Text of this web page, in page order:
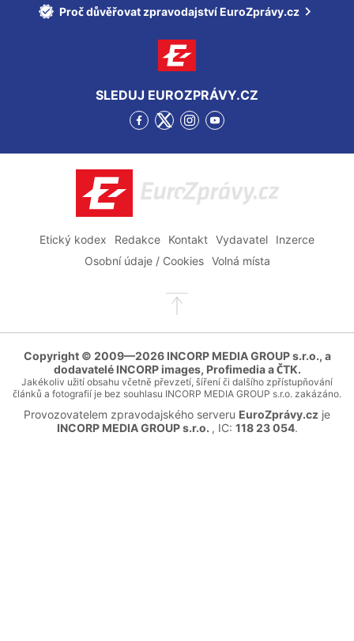
Proč důvěřovat zpravodajství EuroZprávy.cz
SLEDUJ EUROZPRÁVY.CZ
Přejít
Facebook
Přejít
Twitter
Přejít
Instagram
Přejít
YouTube
EuroZprávy.cz
Etický kodex Redakce Kontakt Vydavatel
Inzerce
Osobní údaje / Cookies
Volná místa
Přejít
stránky
Copyright © 2009—2026 INCORP MEDIA GROUP s.r.o., a
dodavatelé INCORP images, Profimedia a ČTK.
Jakékoliv užití obsahu včetně převzetí, šíření či dalšího zpřístupňování
článků a fotografií je bez souhlasu INCORP MEDIA GROUP s.r.o. zakázáno.
Provozovatelem zpravodajského serveru EuroZprávy.cz je
INCORP MEDIA GROUP s.r.o. , IC: 118 23 054.